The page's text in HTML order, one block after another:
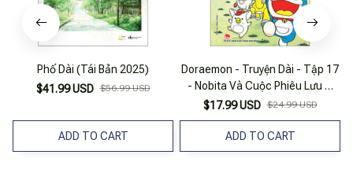
Phố Dài (Tái Bản 2025)
$41.99 USD $56.99 USD
ADD TO CART
Doraemon - Truyện Dài - Tập 17
- Nobita Và Cuộc Phiêu Lưu Ở
Thành Phố Dây Cót (Tái Bản
2023)
$17.99 USD $24.99 USD
ADD TO CART